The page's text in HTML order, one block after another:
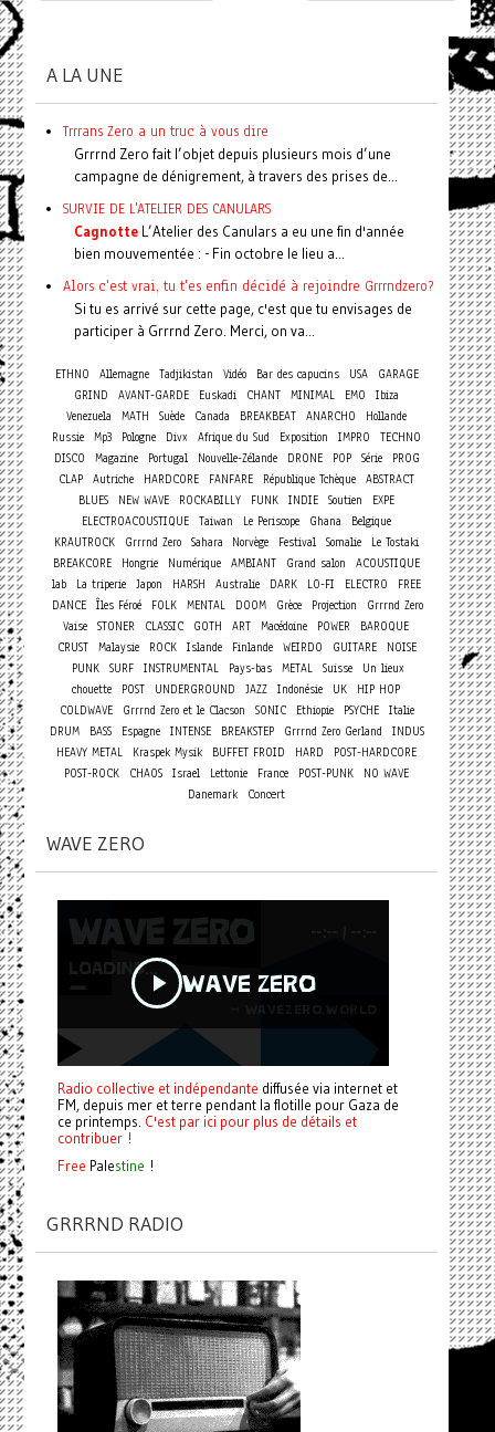
A LA UNE
Trrrans Zero a un truc à vous dire
Grrrnd Zero fait l’objet depuis plusieurs mois d’une
campagne de dénigrement, à travers des prises de...
SURVIE DE L'ATELIER DES CANULARS
CagnotteL’Atelier des Canulars a eu une fin d'année
bien mouvementée : - Fin octobre le lieu a...
Alors c'est vrai, tu t'es enfin décidé à rejoindre Grrrndzero?
Si tu es arrivé sur cette page, c'est que tu envisages de
participer à Grrrnd Zero. Merci, on va...
ETHNO Allemagne Tadjikistan Vidéo Bar des capucins USA
GARAGE
GRIND
AVANT-GARDE Euskadi CHANT MINIMAL EMO
Ibiza
Venezuela
MATH Suède Canada BREAKBEAT ANARCHO
Hollande
Russie Mp3 Pologne Divx Afrique du Sud Exposition IMPRO
TECHNO
DISCO
Magazine Portugal Nouvelle-Zélande DRONE POP Série
PROG
CLAP Autriche HARDCORE FANFARE République Tchèque ABSTRACT
BLUES
NEW WAVE ROCKABILLY FUNK INDIE Soutien
EXPE
ELECTROACOUSTIQUE Taiwan Le Periscope Ghana
Belgique
KRAUTROCK
Grrrnd Zero Sahara Norvège Festival Somalie
Le Tostaki
BREAKCORE
Hongrie Numérique AMBIANT Grand salon
ACOUSTIQUE
lab
La triperie Japon HARSH Australie DARK LO-FI ELECTRO
FREE
DANCE Îles Féroé FOLK MENTAL DOOM Grèce Projection
Grrrnd Zero
Vaise
STONER CLASSIC GOTH ART Macédoine POWER
BAROQUE
CRUST
Malaysie ROCK Islande Finlande WEIRDO GUITARE
NOISE
PUNK
SURF INSTRUMENTAL Pays-bas METAL Suisse
Un lieux
chouette
POST UNDERGROUND JAZZ Indonésie UK
HIP HOP
COLDWAVE
Grrrnd Zero et le Clacson SONIC Ethiopie PSYCHE
Italie
DRUM
BASS Espagne INTENSE BREAKSTEP Grrrnd Zero Gerland
INDUS
HEAVY METAL
Kraspek Mysik BUFFET FROID HARD
POST-HARDCORE
POST-ROCK
CHAOS Israel Lettonie France POST-PUNK
NO WAVE
Danemark
Concert
WAVE ZERO
Radio collective et indépendante diffusée via internet et
FM, depuis mer et terre pendant la flotille pour Gaza de
ce printemps. C'est par ici pour plus de détails et
contribuer !
Free Palestine !
GRRRND RADIO